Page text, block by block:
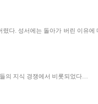
다. 성서에는 돌아가 버린 이유
의 지식 경쟁에서 비롯되었다…